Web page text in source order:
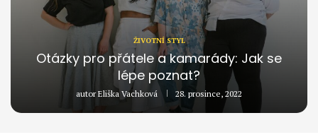
ŽIVOTNÍ STYL
Otázky pro přátele a kamarády: Jak se
lépe poznat?
autorEliška Vachková 28. prosince, 2022